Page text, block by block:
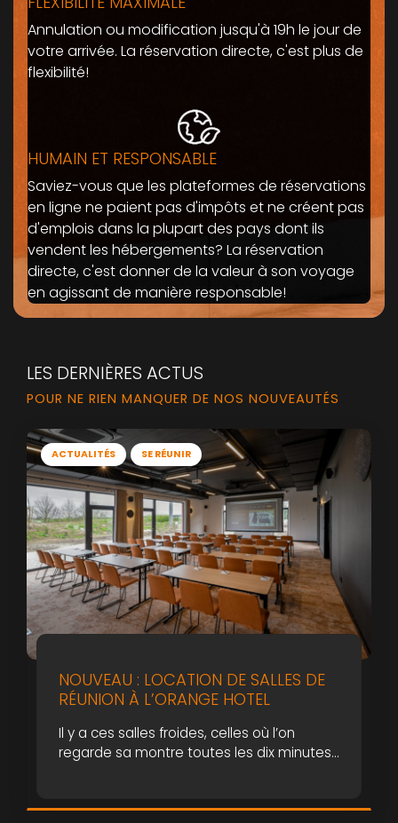
Annulation ou modification jusqu'à 19h le jour de
votre arrivée. La réservation directe, c'est plus de
flexibilité!
HUMAIN ET RESPONSABLE
Saviez-vous que les plateformes de réservations
en ligne ne paient pas d'impôts et ne créent pas
d'emplois dans la plupart des pays dont ils
vendent les hébergements? La réservation
directe, c'est donner de la valeur à son voyage
en agissant de manière responsable!
LES DERNIÈRES ACTUS
POUR NE RIEN MANQUER DE NOS NOUVEAUTÉS
ACTUALITÉS SE RÉUNIR
NOUVEAU : LOCATION DE SALLES DE
RÉUNION À L’ORANGE HOTEL
Il y a ces salles froides, celles où l’on
regarde sa montre toutes les dix minutes.